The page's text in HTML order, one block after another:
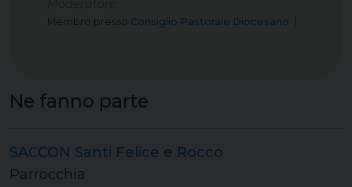
Membro presso Consiglio Pastorale Diocesano
Ne fanno parte
SACCON Santi Felice e Rocco
Parrocchia